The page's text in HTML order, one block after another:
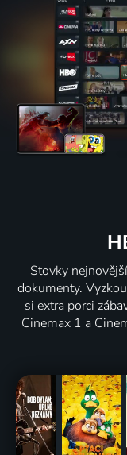
Stovky
dokumenty.
si extra porci
Cinemax 1 a